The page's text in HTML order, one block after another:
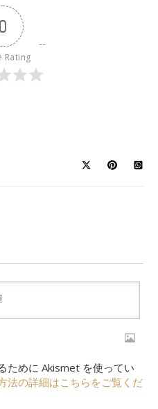
0
Rating
ために Akismet を使ってい
法の詳細はこちらをご覧くだ